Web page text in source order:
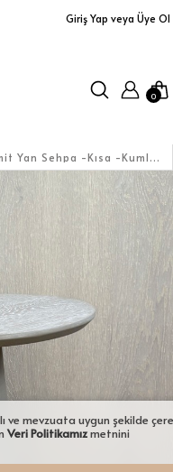
Giriş Yap veya Üye Ol
/ TV Üniteleri
/ Puf&Bank
Aynalar
0
Piramit Yan Sehpa -Kısa -Kumlu Vizon
ve mevzuata uygun şekilde
Veri Politikamızmetnini